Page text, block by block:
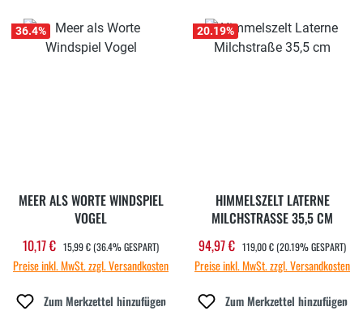
36.4%
MEER ALS WORTE WINDSPIEL
VOGEL
Verkaufspreis:
10,17 € REGULÄRER PREIS:
15,99 €(36.4% GESPART)
Preise inkl. MwSt. zzgl. Versandkosten
Zum Merkzettel hinzufügen
20.19%
HIMMELSZELT LATERNE
MILCHSTRASSE 35,5 CM
Verkaufspreis:
94,97 € REGULÄRER PREIS:
119,00 €(20.19% GESPART)
Preise inkl. MwSt. zzgl. Versandkosten
Zum Merkzettel hinzufügen